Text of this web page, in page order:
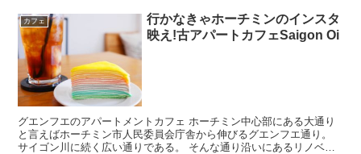
カフェ
行かなきゃホーチミンのインスタ
映え!古アパートカフェSaigon Oi
グエンフエのアパートメントカフェ ホーチミン中心部にある大通り
と言えばホーチミン市人民委員会庁舎から伸びるグエンフエ通り。
サイゴン川に続く広い通りである。 そんな通り沿いにあるリノベー